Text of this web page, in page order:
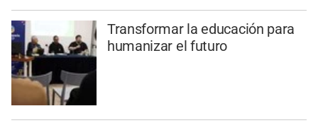
Transformar la educación para
humanizar el futuro